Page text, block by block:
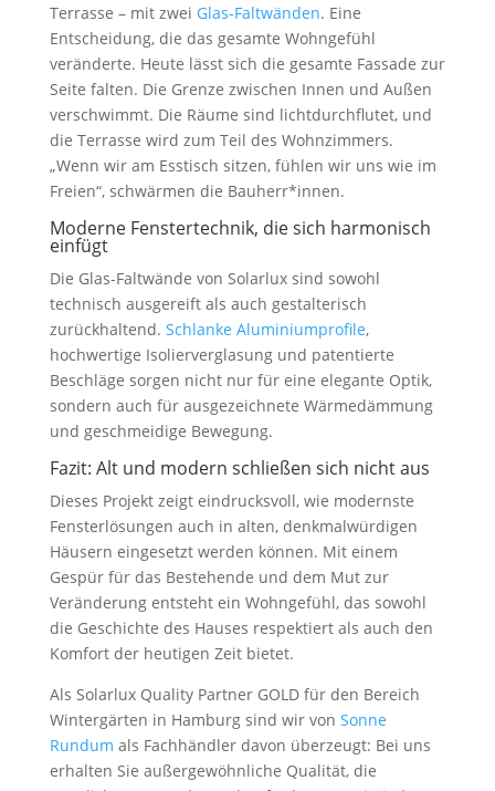
Terrasse – mit zwei Glas-Faltwänden. Eine
Entscheidung, die das gesamte Wohngefühl
veränderte. Heute lässt sich die gesamte Fassade zur
Seite falten. Die Grenze zwischen Innen und Außen
verschwimmt. Die Räume sind lichtdurchflutet, und
die Terrasse wird zum Teil des Wohnzimmers.
„Wenn wir am Esstisch sitzen, fühlen wir uns wie im
Freien“, schwärmen die Bauherr*innen.
Moderne Fenstertechnik, die sich harmonisch
einfügt
Die Glas-Faltwände von Solarlux sind sowohl
technisch ausgereift als auch gestalterisch
zurückhaltend. Schlanke Aluminiumprofile,
hochwertige Isolierverglasung und patentierte
Beschläge sorgen nicht nur für eine elegante Optik,
sondern auch für ausgezeichnete Wärmedämmung
und geschmeidige Bewegung.
Fazit: Alt und modern schließen sich nicht aus
Dieses Projekt zeigt eindrucksvoll, wie modernste
Fensterlösungen auch in alten, denkmalwürdigen
Häusern eingesetzt werden können. Mit einem
Gespür für das Bestehende und dem Mut zur
Veränderung entsteht ein Wohngefühl, das sowohl
die Geschichte des Hauses respektiert als auch den
Komfort der heutigen Zeit bietet.
Als Solarlux Quality Partner GOLD für den Bereich
Wintergärten in Hamburg sind wir von Sonne
Rundum als Fachhändler davon überzeugt: Bei uns
erhalten Sie außergewöhnliche Qualität, die